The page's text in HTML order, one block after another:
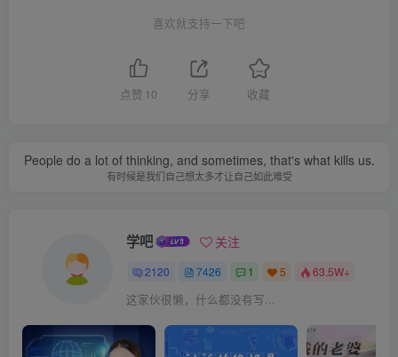
喜欢就支持一下吧
点赞 10 分享 收藏
People do a lot of thinking, and sometimes, that's what kills us.
有时候是我们自己想太多才让自己如此难受
学吧 关注
2120 7426 1 5 63.5W+
这家伙很懒，什么都没有写...